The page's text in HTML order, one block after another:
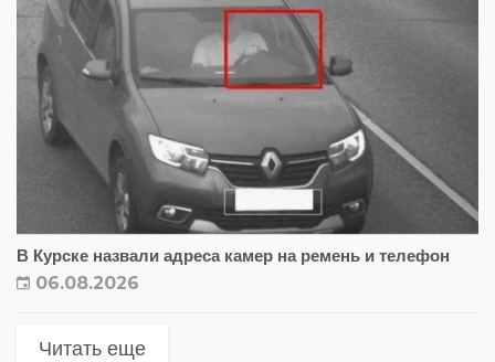
В Курске назвали адреса камер на ремень и телефон
06.08.2026
Читать еще